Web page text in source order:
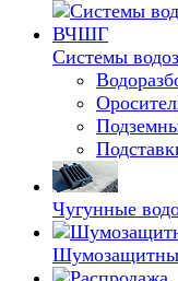
Системы
Чугунные